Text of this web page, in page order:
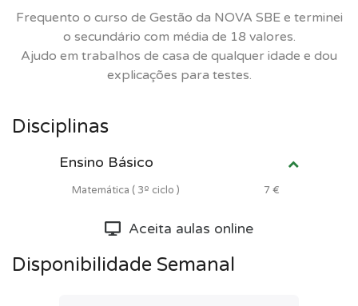
Frequento o curso de Gestão da NOVA SBE e terminei
o secundário com média de 18 valores.
Ajudo em trabalhos de casa de qualquer idade e dou
explicações para testes.
Disciplinas
Ensino Básico
Matemática ( 3º ciclo ) 7 €
Aceita aulas online
Disponibilidade Semanal